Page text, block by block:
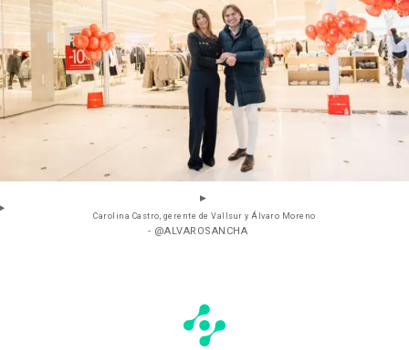
Carolina Castro, gerente de Vallsur y Álvaro Moreno
- @ALVAROSANCHA